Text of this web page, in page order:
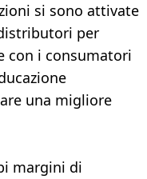
si sono attivate
per
con i consumatori
una migliore
margini di